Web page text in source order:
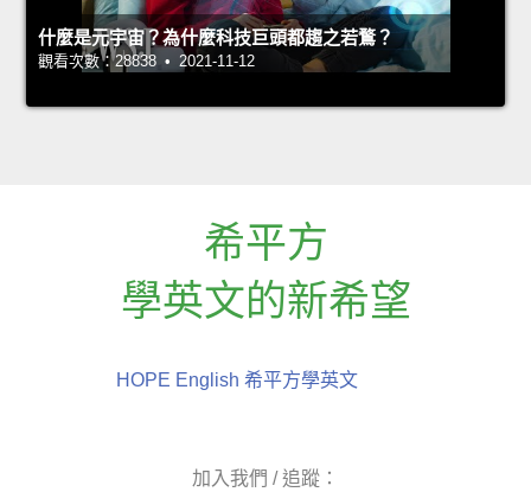
什麼是元宇宙？為什麼科技巨頭都趨之若鶩？
觀看次數：28838 • 2021-11-12
希平方
學英文的新希望
HOPE English 希平方學英文
加入我們 / 追蹤：